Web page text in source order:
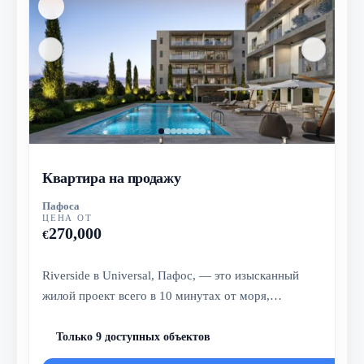
Квартира на продажу
Пафоса
ЦЕНА ОТ
€270,000
Riverside в Universal, Пафос, — это изысканный
жилой проект всего в 10 минутах от моря,
Только 9 доступных объектов